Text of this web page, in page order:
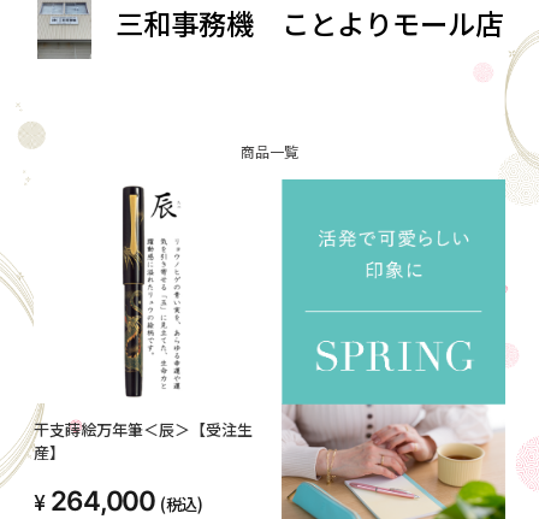
三和事務機 ことよりモール店
商品一覧
干支蒔絵万年筆＜辰＞【受注生
産】
264,000 (税込)